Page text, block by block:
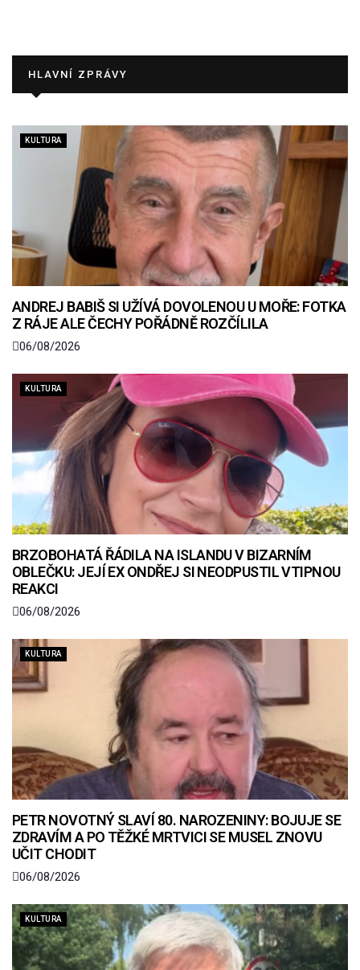
HLAVNÍ ZPRÁVY
KULTURA
ANDREJ BABIŠ SI UŽÍVÁ DOVOLENOU U MOŘE: FOTKA
Z RÁJE ALE ČECHY POŘÁDNĚ ROZČÍLILA
06/08/2026
KULTURA
BRZOBOHATÁ ŘÁDILA NA ISLANDU V BIZARNÍM
OBLEČKU: JEJÍ EX ONDŘEJ SI NEODPUSTIL VTIPNOU
REAKCI
06/08/2026
KULTURA
PETR NOVOTNÝ SLAVÍ 80. NAROZENINY: BOJUJE SE
ZDRAVÍM A PO TĚŽKÉ MRTVICI SE MUSEL ZNOVU
UČIT CHODIT
06/08/2026
KULTURA